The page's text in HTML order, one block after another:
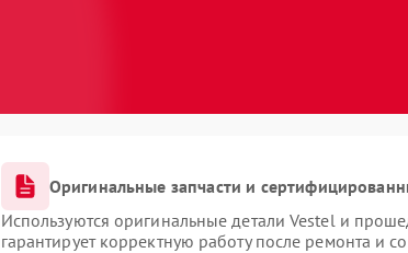
Оригинальные запчасти и
Используются оригинальные детали Vestel и
гарантирует корректную работу после ремонта и